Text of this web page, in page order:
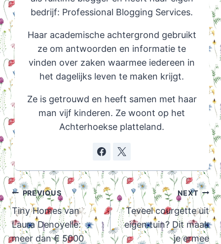
bedrijf: Professional Blogging Services.
Haar academische achtergrond gebruikt
ze om antwoorden en informatie te
vinden over zaken waarmee iedereen in
het dagelijks leven te maken krijgt.
Ze is getrouwd en heeft samen met haar
man vijf kinderen. Ze woont op het
Achterhoekse platteland.
Post
navigation
PREVIOUS
Tiny Homes van
Laura Denoyelle:
meer dan € 5000
NEXT
Teveel courgette uit
eigen tuin? Dit maak
je ermee